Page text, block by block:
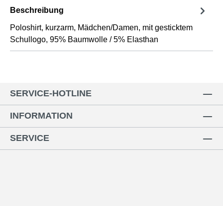
Beschreibung
Poloshirt, kurzarm, Mädchen/Damen, mit gesticktem
Schullogo, 95% Baumwolle / 5% Elasthan
SERVICE-HOTLINE
INFORMATION
SERVICE